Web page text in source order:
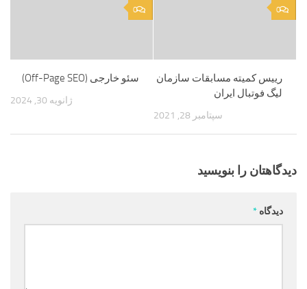
0
سئو خارجی (Off-Page SEO)
ژانویه 30, 2024
0
رییس کمیته مسابقات سازمان
لیگ فوتبال ایران
سپتامبر 28, 2021
دیدگاهتان را بنویسید
دیدگاه *